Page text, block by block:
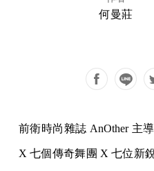
何曼莊
前衛時尚雜誌 AnOther 主
X 七個傳奇舞團 X 七位新